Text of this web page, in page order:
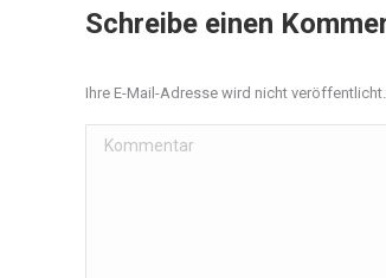
Schreibe einen
Ihre E-Mail-Adresse wird nicht
Kommentar